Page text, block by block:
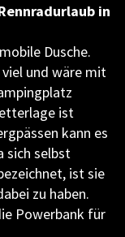
in
Dusche.
und wäre mit
ist
kann es
sich selbst
ist sie
zu haben.
Powerbank für